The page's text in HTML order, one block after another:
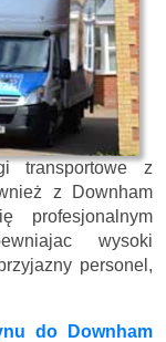
transportowe z
z Downham
profesjonalnym
wysoki
personel,
do Downham